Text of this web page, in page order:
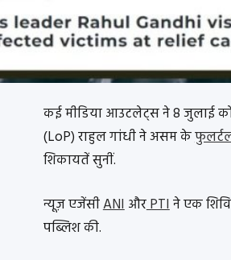
कई मीडिया आउटलेट्स ने 8 जुलाई
(LoP) राहुल गांधी ने असम के
शिकायतें सुनीं.
न्यूज़ एजेंसीANIऔरPTIने एक
पब्लिश की.